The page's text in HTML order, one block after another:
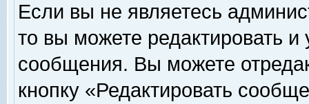
Если вы не являетесь
то вы можете редактировать и
сообщения. Вы можете
кнопку «Редактировать